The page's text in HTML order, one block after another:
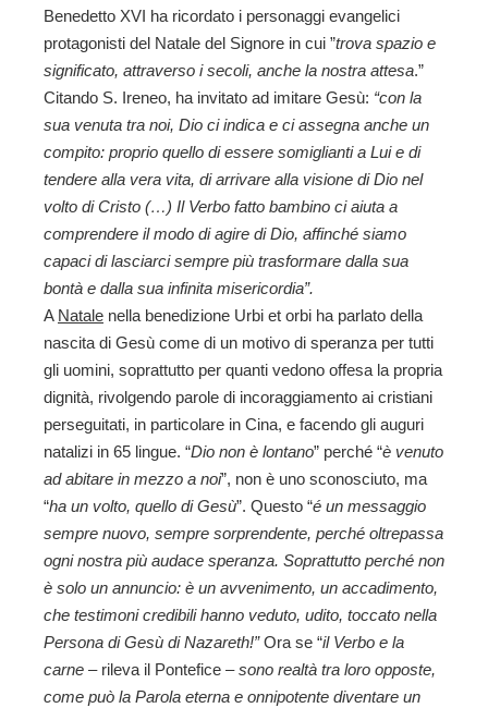
Benedetto XVI ha ricordato i personaggi evangelici
protagonisti del Natale del Signore in cui ”trova spazio e
significato, attraverso i secoli, anche la nostra attesa.”
Citando S. Ireneo, ha invitato ad imitare Gesù: “con la
sua venuta tra noi, Dio ci indica e ci assegna anche un
compito: proprio quello di essere somiglianti a Lui e di
tendere alla vera vita, di arrivare alla visione di Dio nel
volto di Cristo (…) Il Verbo fatto bambino ci aiuta a
comprendere il modo di agire di Dio, affinché siamo
capaci di lasciarci sempre più trasformare dalla sua
bontà e dalla sua infinita misericordia”.
A Natale nella benedizione Urbi et orbi ha parlato della
nascita di Gesù come di un motivo di speranza per tutti
gli uomini, soprattutto per quanti vedono offesa la propria
dignità, rivolgendo parole di incoraggiamento ai cristiani
perseguitati, in particolare in Cina, e facendo gli auguri
natalizi in 65 lingue. “Dio non è lontano” perché “è venuto
ad abitare in mezzo a noi”, non è uno sconosciuto, ma
“ha un volto, quello di Gesù”. Questo “é un messaggio
sempre nuovo, sempre sorprendente, perché oltrepassa
ogni nostra più audace speranza. Soprattutto perché non
è solo un annuncio: è un avvenimento, un accadimento,
che testimoni credibili hanno veduto, udito, toccato nella
Persona di Gesù di Nazareth!”Ora se “il Verbo e la
carne – rileva il Pontefice –sono realtà tra loro opposte,
come può la Parola eterna e onnipotente diventare un